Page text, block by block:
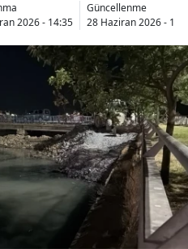
2026 - 14:35
Güncellenme
28 Haziran 2026 -